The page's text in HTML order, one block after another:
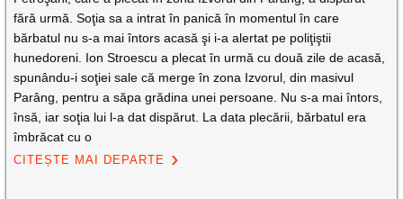
fără urmă. Soţia sa a intrat în panică în momentul în care
bărbatul nu s-a mai întors acasă şi i-a alertat pe poliţiştii
hunedoreni. Ion Stroescu a plecat în urmă cu două zile de acasă,
spunându-i soţiei sale că merge în zona Izvorul, din masivul
Parâng, pentru a săpa grădina unei persoane. Nu s-a mai întors,
însă, iar soţia lui l-a dat dispărut. La data plecării, bărbatul era
îmbrăcat cu o
CITEȘTE MAI DEPARTE